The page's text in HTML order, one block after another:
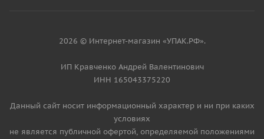
2026 © Интернет-магазин «УПАК.РФ».
ИП Кравченко Андрей Валентинович
ИНН 165043375220
Данный сайт носит информационный характер и ни при каких
условиях
не является публичной офертой, определяемой положениями